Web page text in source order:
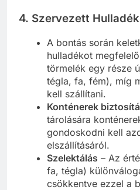
4. Szervezett
A bontás során
hulladékot
törmelék egy része
tégla, fa, fém), míg
kell szállítani.
Konténerek
tárolására
gondoskodni kell
elszállításáról.
Szelektálás – Az
fa, tégla)
csökkentve ezzel a